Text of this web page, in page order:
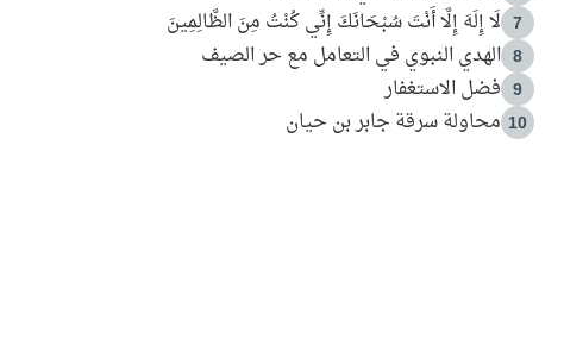
7 لَا إِلَهَ إِلَّا أَنْتَ سُبْحَانَكَ إِنِّي كُنْتُ مِنَ الظَّالِمِينَ
8 الهدي النبوي في التعامل مع حر الصيف
9 فضل الاستغفار
10 محاولة سرقة جابر بن حيان